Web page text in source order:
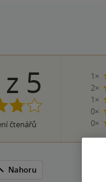
z 5
čtenářů
1×
2×
1×
0×
0×
Nahoru